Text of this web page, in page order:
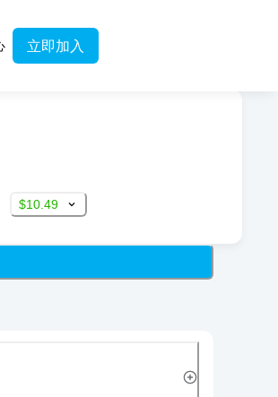
立即加入
$10.49